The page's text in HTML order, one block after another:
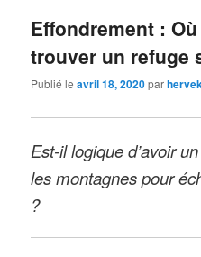
Effondrement :
trouver un refuge
Publié leavril 18, 2020par
Est-il logique d’avoir
les montagnes pour
?